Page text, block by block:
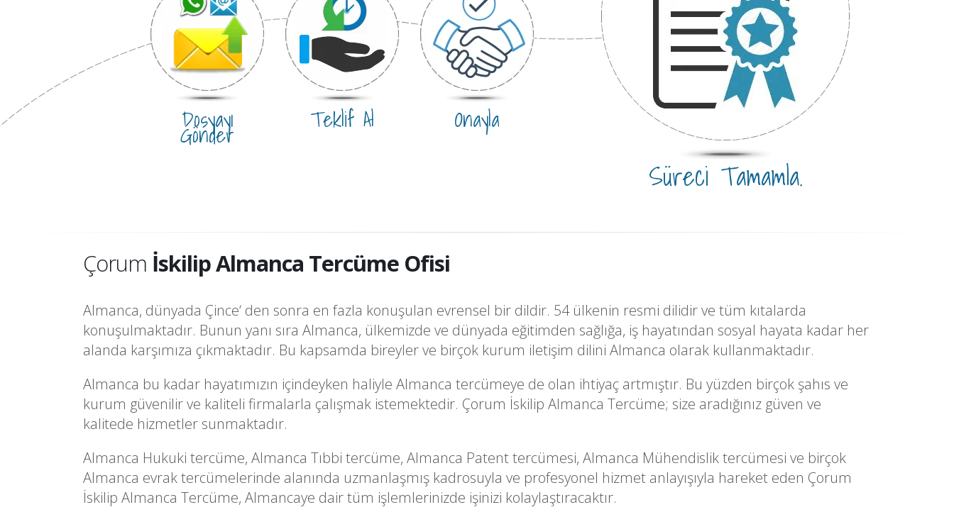
Dosyayı
Gönder Teklif Al Onayla
Süreci Tamamla.
Çorum İskilip Almanca Tercüme Ofisi
Almanca, dünyada Çince‘ den sonra en fazla konuşulan evrensel bir dildir. 54 ülkenin resmi dilidir ve tüm kıtalarda
konuşulmaktadır. Bunun yanı sıra Almanca, ülkemizde ve dünyada eğitimden sağlığa, iş hayatından sosyal hayata kadar her
alanda karşımıza çıkmaktadır. Bu kapsamda bireyler ve birçok kurum iletişim dilini Almanca olarak kullanmaktadır.
Almanca bu kadar hayatımızın içindeyken haliyle Almanca tercümeye de olan ihtiyaç artmıştır. Bu yüzden birçok şahıs ve
kurum güvenilir ve kaliteli firmalarla çalışmak istemektedir. Çorum İskilip Almanca Tercüme; size aradığınız güven ve
kalitede hizmetler sunmaktadır.
Almanca Hukuki tercüme, Almanca Tıbbi tercüme, Almanca Patent tercümesi, Almanca Mühendislik tercümesi ve birçok
Almanca evrak tercümelerinde alanında uzmanlaşmış kadrosuyla ve profesyonel hizmet anlayışıyla hareket eden Çorum
İskilip Almanca Tercüme, Almancaye dair tüm işlemlerinizde işinizi kolaylaştıracaktır.